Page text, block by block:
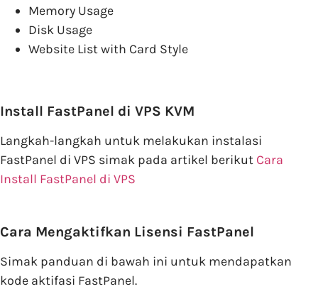
Memory Usage
Disk Usage
Website List with Card Style
Install FastPanel di VPS KVM
Langkah-langkah untuk melakukan instalasi
FastPanel di VPS simak pada artikel berikut Cara
Install FastPanel di VPS
Cara Mengaktifkan Lisensi FastPanel
Simak panduan di bawah ini untuk mendapatkan
kode aktifasi FastPanel.